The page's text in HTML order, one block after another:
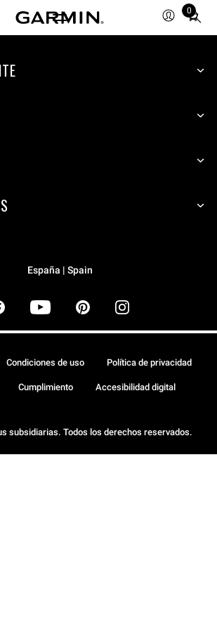
0
Total
items
cart:
España | Spain
subsidiarias. Todos los derechos reservados.
Condiciones de uso Política de privacidad
Cumplimiento Accesibilidad digital